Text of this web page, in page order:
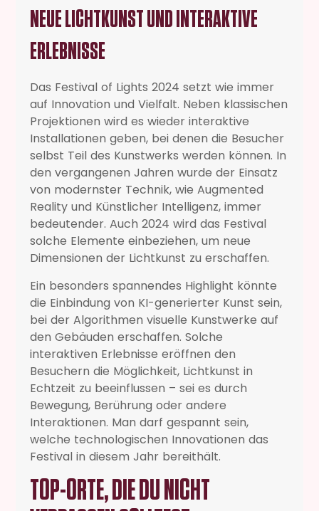
NEUE LICHTKUNST UND INTERAKTIVE
ERLEBNISSE
Das Festival of Lights 2024 setzt wie immer
auf Innovation und Vielfalt. Neben klassischen
Projektionen wird es wieder interaktive
Installationen geben, bei denen die Besucher
selbst Teil des Kunstwerks werden können. In
den vergangenen Jahren wurde der Einsatz
von modernster Technik, wie Augmented
Reality und Künstlicher Intelligenz, immer
bedeutender. Auch 2024 wird das Festival
solche Elemente einbeziehen, um neue
Dimensionen der Lichtkunst zu erschaffen.
Ein besonders spannendes Highlight könnte
die Einbindung von KI-generierter Kunst sein,
bei der Algorithmen visuelle Kunstwerke auf
den Gebäuden erschaffen. Solche
interaktiven Erlebnisse eröffnen den
Besuchern die Möglichkeit, Lichtkunst in
Echtzeit zu beeinflussen – sei es durch
Bewegung, Berührung oder andere
Interaktionen. Man darf gespannt sein,
welche technologischen Innovationen das
Festival in diesem Jahr bereithält.
TOP-ORTE, DIE DU NICHT